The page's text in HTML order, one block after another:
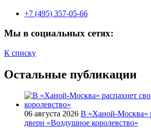
+7 (495) 357-05-66
Мы в социальных сетях:
К списку
Остальные публикации
06 августа 2026 В «Ханой-Москва»
двери «Воздушное королевство»